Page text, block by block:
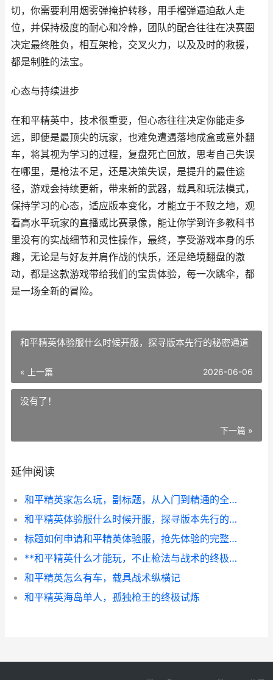
切，你需要利用烟雾弹掩护转移，用手榴弹逼迫敌人走
位，并保持极度的耐心和冷静，团队的配合往往在决赛圈
决定最终胜负，相互架枪，交叉火力，以及及时的救援，
都是制胜的法宝。
心态与持续进步
在和平精英中，技术很重要，但心态往往决定你能走多
远，即便是最顶尖的玩家，也难免遭遇落地成盒或意外翻
车，将其视为学习的过程，复盘死亡回放，思考自己失误
在哪里，是枪法不足，还是决策失误，是提升的最佳途
径，游戏会持续更新，带来新的武器，载具和玩法模式，
保持学习的心态，适应版本变化，才能立于不败之地，观
看高水平玩家的直播或比赛录像，能让你学到许多教科书
里没有的实战细节和灵性操作，最终，享受游戏本身的乐
趣，无论是与好友并肩作战的快乐，还是绝境翻盘的激
动，都是这款游戏带给我们的宝贵体验，每一次跳伞，都
是一场全新的冒险。
和平精英体验服什么时候开服，探寻版本先行的秘密通道
« 上一篇 2026-06-06
没有了！
下一篇 »
延伸阅读
和平精英家怎么玩，副标题，从入门到精通的全方位指南
和平精英体验服什么时候开服，探寻版本先行的秘密通道
标题如何申请和平精英体验服，抢先体验的完整指南
**和平精英什么才能玩，不止枪法与战术的终极较量**
和平精英怎么有车，载具战术纵横记
和平精英海岛单人，孤独枪王的终极试炼